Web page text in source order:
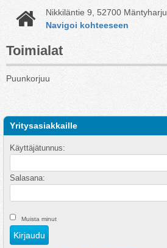
Nikkiläntie 9, 52700 Mäntyharju
Navigoi kohteeseen
Toimialat
Puunkorjuu
Yritysasiakkaille
Käyttäjätunnus:
Salasana:
Muista minut